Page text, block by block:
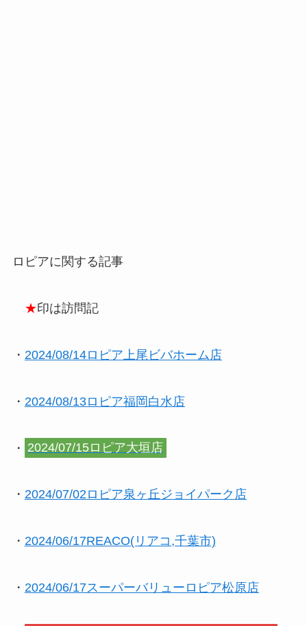
ロピアに関する記事
★印は訪問記
・ 2024/08/14ロピア上尾ビバホーム店
・ 2024/08/13ロピア福岡白水店
・ 2024/07/15ロピア大垣店
・ 2024/07/02ロピア泉ヶ丘ジョイパーク店
・ 2024/06/17REACO(リアコ,千葉市)
・ 2024/06/17スーパーバリューロピア松原店